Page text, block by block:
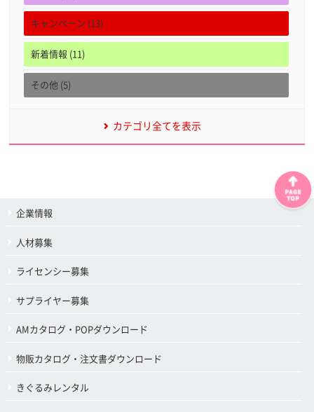
キャンペーン (13)
新着情報 (11)
その他 (5)
カテゴリ全てを表示
企業情報
人材募集
ライセンシー募集
サプライヤー募集
AMカタログ・POPダウンロード
物販カタログ・注文書ダウンロード
きぐるみレンタル